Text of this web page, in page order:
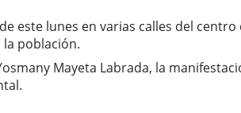
este lunes en varias calles del
población.
Mayeta Labrada, la